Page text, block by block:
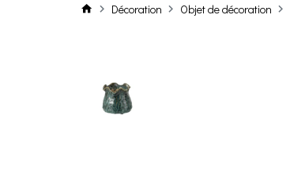
Décoration Objet de décoration